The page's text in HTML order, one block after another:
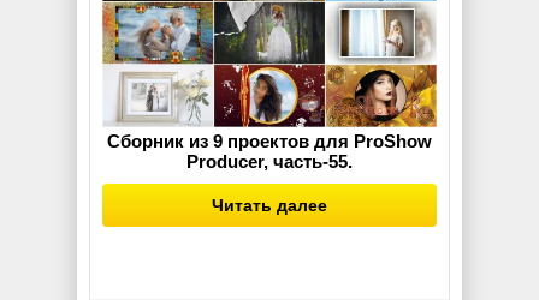
Сборник из 9 проектов для ProShow
Producer, часть-55.
Читать далее